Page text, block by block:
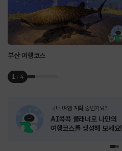
부산 여행코스
1 / 4
국내 여행 계획 중인가요?
AI콕콕 플래너로 나만의
여행코스를 생성해 보세요!